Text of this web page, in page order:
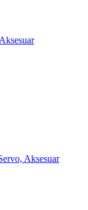
Aksesuar